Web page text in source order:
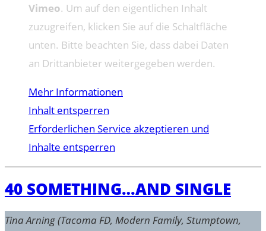
Vimeo. Um auf den eigentlichen Inhalt
zuzugreifen, klicken Sie auf die Schaltfläche
unten. Bitte beachten Sie, dass dabei Daten
an Drittanbieter weitergegeben werden.
Mehr Informationen
Inhalt entsperren
Erforderlichen Service akzeptieren und
Inhalte entsperren
40 SOMETHING…AND SINGLE
Tina Arning (Tacoma FD, Modern Family, Stumptown,